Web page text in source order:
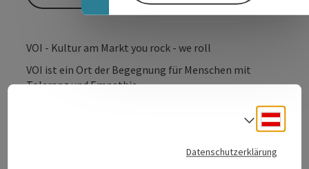
VOI - Kultur am Markt you rock - we roll
VOI ist ein Ort der Begegnung für Menschen mit
Toleranz und Empathie.
https://www.voikultur.at/veranstaltungen
Sie immer am aktuellsten Stand zu den
Datenschutzerklärung